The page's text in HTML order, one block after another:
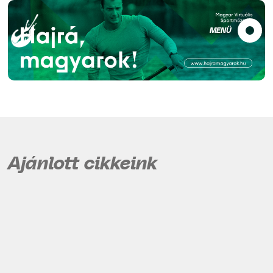
MENÜ
Ajánlott cikkeink